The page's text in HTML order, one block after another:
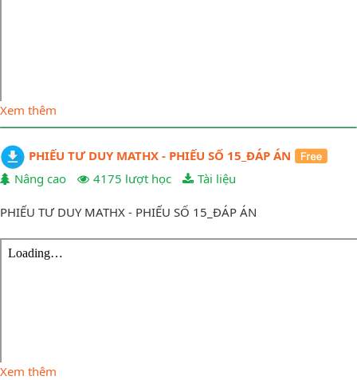
Xem thêm
PHIẾU TƯ DUY MATHX - PHIẾU SỐ 15_ĐÁP ÁN
Nâng cao
4175 lượt học Tài liệu
PHIẾU TƯ DUY MATHX - PHIẾU SỐ 15_ĐÁP ÁN
Xem thêm